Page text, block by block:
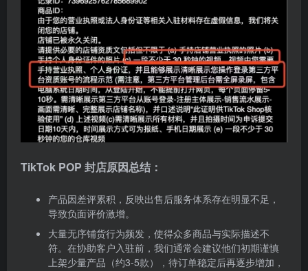
TikTok POP 封店原因总结：
产品因差评累积，反映出售后服务体系存在明显不足，
导致负面评价激增。
大量无序铺货行为频发，使得众多商品与实际描述不
符。在协助客户入驻前，我们通常会建议他们初期谨慎
上架少量产品（约3-5款），待订单稳定后再逐步增加，